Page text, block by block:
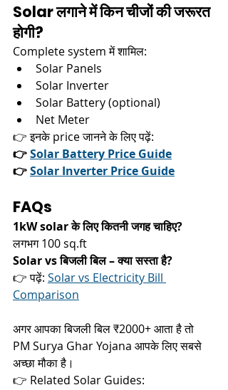
Solar लगाने में किन चीजों की जरूरत
होगी?
Complete system में शामिल:
Solar Panels
Solar Inverter
Solar Battery (optional)
Net Meter
👉 इनके price जानने के लिए पढ़ें:
👉 Solar Battery Price Guide
👉 Solar Inverter Price Guide
FAQs
1kW solar के लिए कितनी जगह चाहिए?
लगभग 100 sq.ft
Solar vs बिजली बिल – क्या सस्ता है?
👉 पढ़ें: Solar vs Electricity Bill
Comparison
अगर आपका बिजली बिल ₹2000+ आता है तो
PM Surya Ghar Yojana आपके लिए सबसे
अच्छा मौका है।
👉 Related Solar Guides: